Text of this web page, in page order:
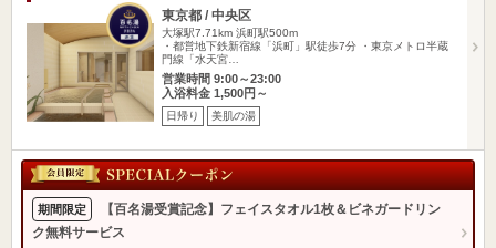
東京都 / 中央区
大塚駅7.71km 浜町駅500m
・都営地下鉄新宿線「浜町」駅徒歩7分 ・東京メトロ半蔵
門線「水天宮…
営業時間 9:00～23:00
入浴料金 1,500円～
日帰り 美肌の湯
期間限定
【百名湯受賞記念】フェイスタオル1枚＆ビネガードリン
ク無料サービス